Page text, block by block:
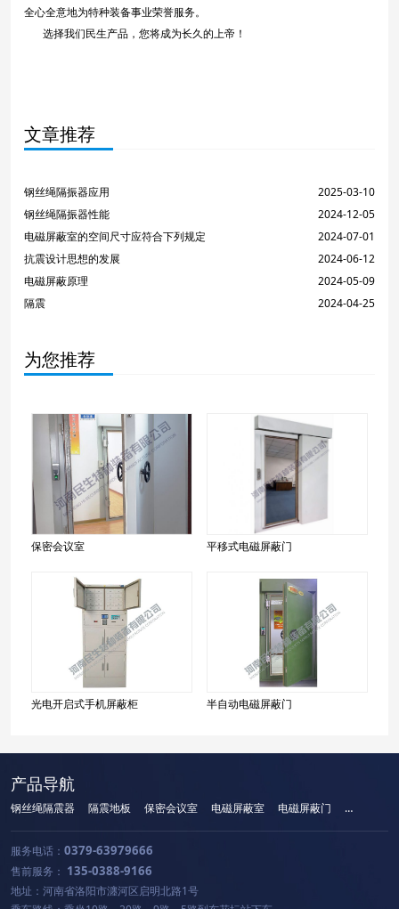
全心全意地为特种装备事业荣誉服务。
选择我们民生产品，您将成为长久的上帝！
文章推荐
钢丝绳隔振器应用
2025-03-10
钢丝绳隔振器性能
2024-12-05
电磁屏蔽室的空间尺寸应符合下列规定
2024-07-01
抗震设计思想的发展
2024-06-12
电磁屏蔽原理
2024-05-09
隔震
2024-04-25
为您推荐
保密会议室 平移式电磁屏蔽门
光电开启式手机屏蔽柜 半自动电磁屏蔽门
产品导航
钢丝绳隔震器 隔震地板 保密会议室 电磁屏蔽室 电磁屏蔽门 手机屏蔽柜
服务电话： 0379-63979666
售前服务： 135-0388-9166
地址：河南省洛阳市瀍河区启明北路1号